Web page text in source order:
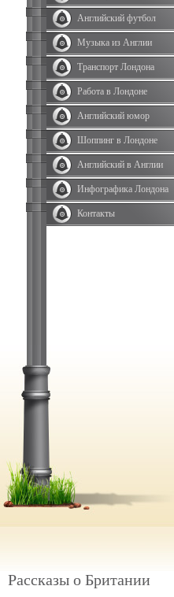
Английский футбол
Музыка из Англии
Транспорт Лондона
Работа в Лондоне
Английский юмор
Шоппинг в Лондоне
Английский в Англии
Инфографика Лондона
Контакты
Рассказы о Британии